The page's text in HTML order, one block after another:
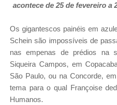
acontece de 25 de fevereiro a
Os gigantescos painéis em
Schein são impossíveis de
nas empenas de prédios na
Siqueira Campos, em
São Paulo, ou na Concorde,
tema para o qual Françoise
Humanos.